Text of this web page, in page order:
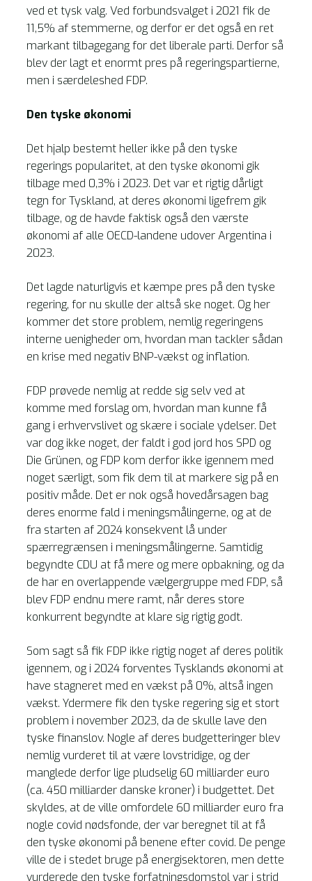
ved et tysk valg. Ved forbundsvalget i 2021 fik de
11,5% af stemmerne, og derfor er det også en ret
markant tilbagegang for det liberale parti. Derfor så
blev der lagt et enormt pres på regeringspartierne,
men i særdeleshed FDP.
Den tyske økonomi
Det hjalp bestemt heller ikke på den tyske
regerings popularitet, at den tyske økonomi gik
tilbage med 0,3% i 2023. Det var et rigtig dårligt
tegn for Tyskland, at deres økonomi ligefrem gik
tilbage, og de havde faktisk også den værste
økonomi af alle OECD-landene udover Argentina i
2023.
Det lagde naturligvis et kæmpe pres på den tyske
regering, for nu skulle der altså ske noget. Og her
kommer det store problem, nemlig regeringens
interne uenigheder om, hvordan man tackler sådan
en krise med negativ BNP-vækst og inflation.
FDP prøvede nemlig at redde sig selv ved at
komme med forslag om, hvordan man kunne få
gang i erhvervslivet og skære i sociale ydelser. Det
var dog ikke noget, der faldt i god jord hos SPD og
Die Grünen, og FDP kom derfor ikke igennem med
noget særligt, som fik dem til at markere sig på en
positiv måde. Det er nok også hovedårsagen bag
deres enorme fald i meningsmålingerne, og at de
fra starten af 2024 konsekvent lå under
spærregrænsen i meningsmålingerne. Samtidig
begyndte CDU at få mere og mere opbakning, og da
de har en overlappende vælgergruppe med FDP, så
blev FDP endnu mere ramt, når deres store
konkurrent begyndte at klare sig rigtig godt.
Som sagt så fik FDP ikke rigtig noget af deres politik
igennem, og i 2024 forventes Tysklands økonomi at
have stagneret med en vækst på 0%, altså ingen
vækst. Ydermere fik den tyske regering sig et stort
problem i november 2023, da de skulle lave den
tyske finanslov. Nogle af deres budgetteringer blev
nemlig vurderet til at være lovstridige, og der
manglede derfor lige pludselig 60 milliarder euro
(ca. 450 milliarder danske kroner) i budgettet. Det
skyldes, at de ville omfordele 60 milliarder euro fra
nogle covid nødsfonde, der var beregnet til at få
den tyske økonomi på benene efter covid. De penge
ville de i stedet bruge på energisektoren, men dette
vurderede den tyske forfatningsdomstol var i strid